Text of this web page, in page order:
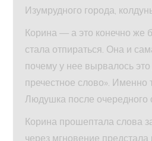
Изумрудного города,
Корина — а это конечно же
стала отпираться. Она и
почему у нее вырвалось
пречестное слово». Именно
Людушка после очередного
Корина прошептала слова
через мгновение предстала